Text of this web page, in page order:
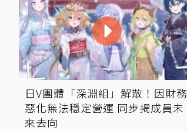
日V團體「深淵組」解散！因財務
惡化無法穩定營運 同步揭成員未
來去向